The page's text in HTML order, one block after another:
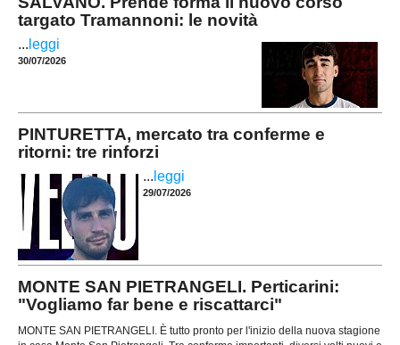
targato Tramannoni: le novità
... leggi
30/07/2026
PINTURETTA, mercato tra conferme e
ritorni: tre rinforzi
... leggi
29/07/2026
MONTE SAN PIETRANGELI. Perticarini:
"Vogliamo far bene e riscattarci"
MONTE SAN PIETRANGELI. È tutto pronto per l'inizio della nuova stagione